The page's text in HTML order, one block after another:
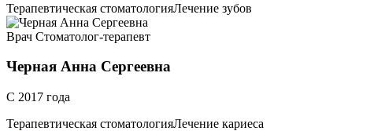
Терапевтическая стоматологияЛечение зубов
Врач Стоматолог-терапевт
Черная Анна Сергеевна
С 2017 года
Терапевтическая стоматологияЛечение кариеса